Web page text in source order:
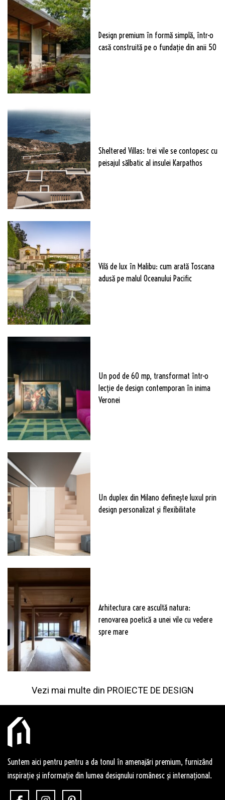
Design premium în formă simplă, într-o
casă construită pe o fundație din anii 50
Sheltered Villas: trei vile se contopesc cu
peisajul sălbatic al insulei Karpathos
Vilă de lux în Malibu: cum arată Toscana
adusă pe malul Oceanului Pacific
Un pod de 60 mp, transformat într-o
lecție de design contemporan în inima
Veronei
Un duplex din Milano definește luxul prin
design personalizat și flexibilitate
Arhitectura care ascultă natura:
renovarea poetică a unei vile cu vedere
spre mare
Vezi mai multe din PROIECTE DE DESIGN
Suntem aici pentru pentru a da tonul în amenajări premium, furnizând
inspirație și informație din lumea designului românesc și internațional.